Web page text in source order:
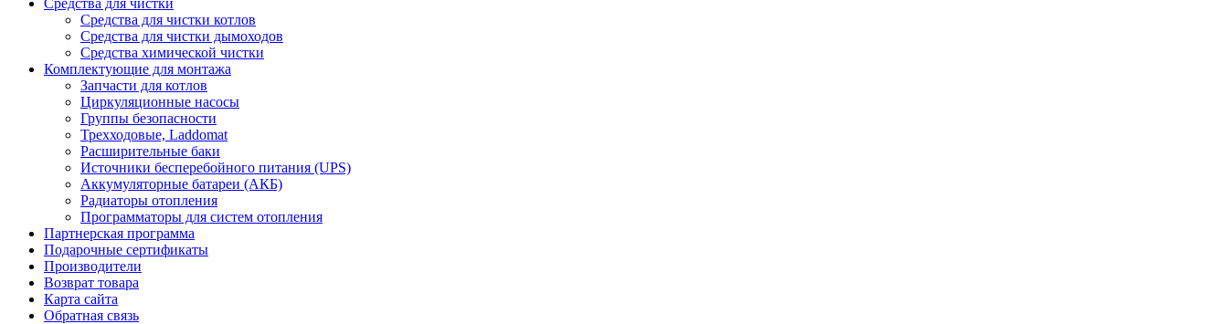
Средства для чистки
Средства для чистки котлов
Средства для чистки дымоходов
Средства химической чистки
Комплектующие для монтажа
Запчасти для котлов
Циркуляционные насосы
Группы безопасности
Трехходовые, Laddomat
Расширительные баки
Источники бесперебойного питания (UPS)
Аккумуляторные батареи (АКБ)
Радиаторы отопления
Программаторы для систем отопления
Партнерская программа
Подарочные сертификаты
Производители
Возврат товара
Карта сайта
Обратная связь